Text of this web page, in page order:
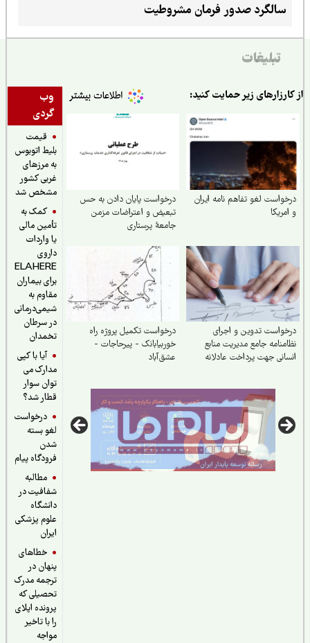
سالگرد صدور فرمان مشروطیت
تبلیغات
وب
گردی
قیمت
بلیط اتوبوس
به مرزهای
غربی کشور
مشخص شد
کمک به
تأمین مالی
یا واردات
ELAHERE
برای بیماران
مقاوم به
شیمی‌درمانی
در سرطان
تخمدان
آیا با کپی
مدارک می
توان سوار
قطار شد؟
درخواست
لغو بسته
فرودگاه پیام
مطالبه
شفافیت در
دانشگاه
علوم پزشکی
خطاهای
پنهان در
ترجمه مدرک
تحصیلی که
پرونده اپلای
را با تاخیر
زیر حمایت کنید:
لغو تفاهم نامه ایران
درخواست پایان دادن به حس
تبعیض و اعتراضات مزمن
جامعهٔ پرستاری
تدوین و اجرای
جامع مدیریت منابع
جهت پرداخت عادلانه
درخواست تکمیل پروژه راه
خوربیابانک - پیرحاجات -
عشق‌آباد